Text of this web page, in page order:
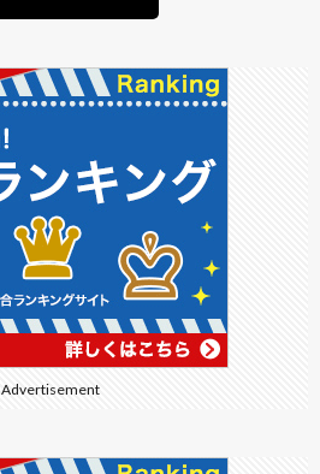
Advertisement